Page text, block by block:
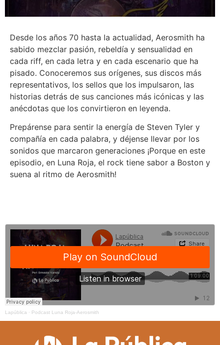
Desde los años 70 hasta la actualidad, Aerosmith ha
sabido mezclar pasión, rebeldía y sensualidad en
cada riff, en cada letra y en cada escenario que ha
pisado. Conoceremos sus orígenes, sus discos más
representativos, los sellos que los impulsaron, las
historias detrás de sus canciones más icónicas y las
anécdotas que los convirtieron en leyenda.
Prepárense para sentir la energía de Steven Tyler y
compañía en cada palabra, y déjense llevar por los
sonidos que marcaron generaciones ¡Porque en este
episodio, en Luna Roja, el rock tiene sabor a Boston y
suena al ritmo de Aerosmith!
Lapública · Podcast Luna Roja-Aerosmith